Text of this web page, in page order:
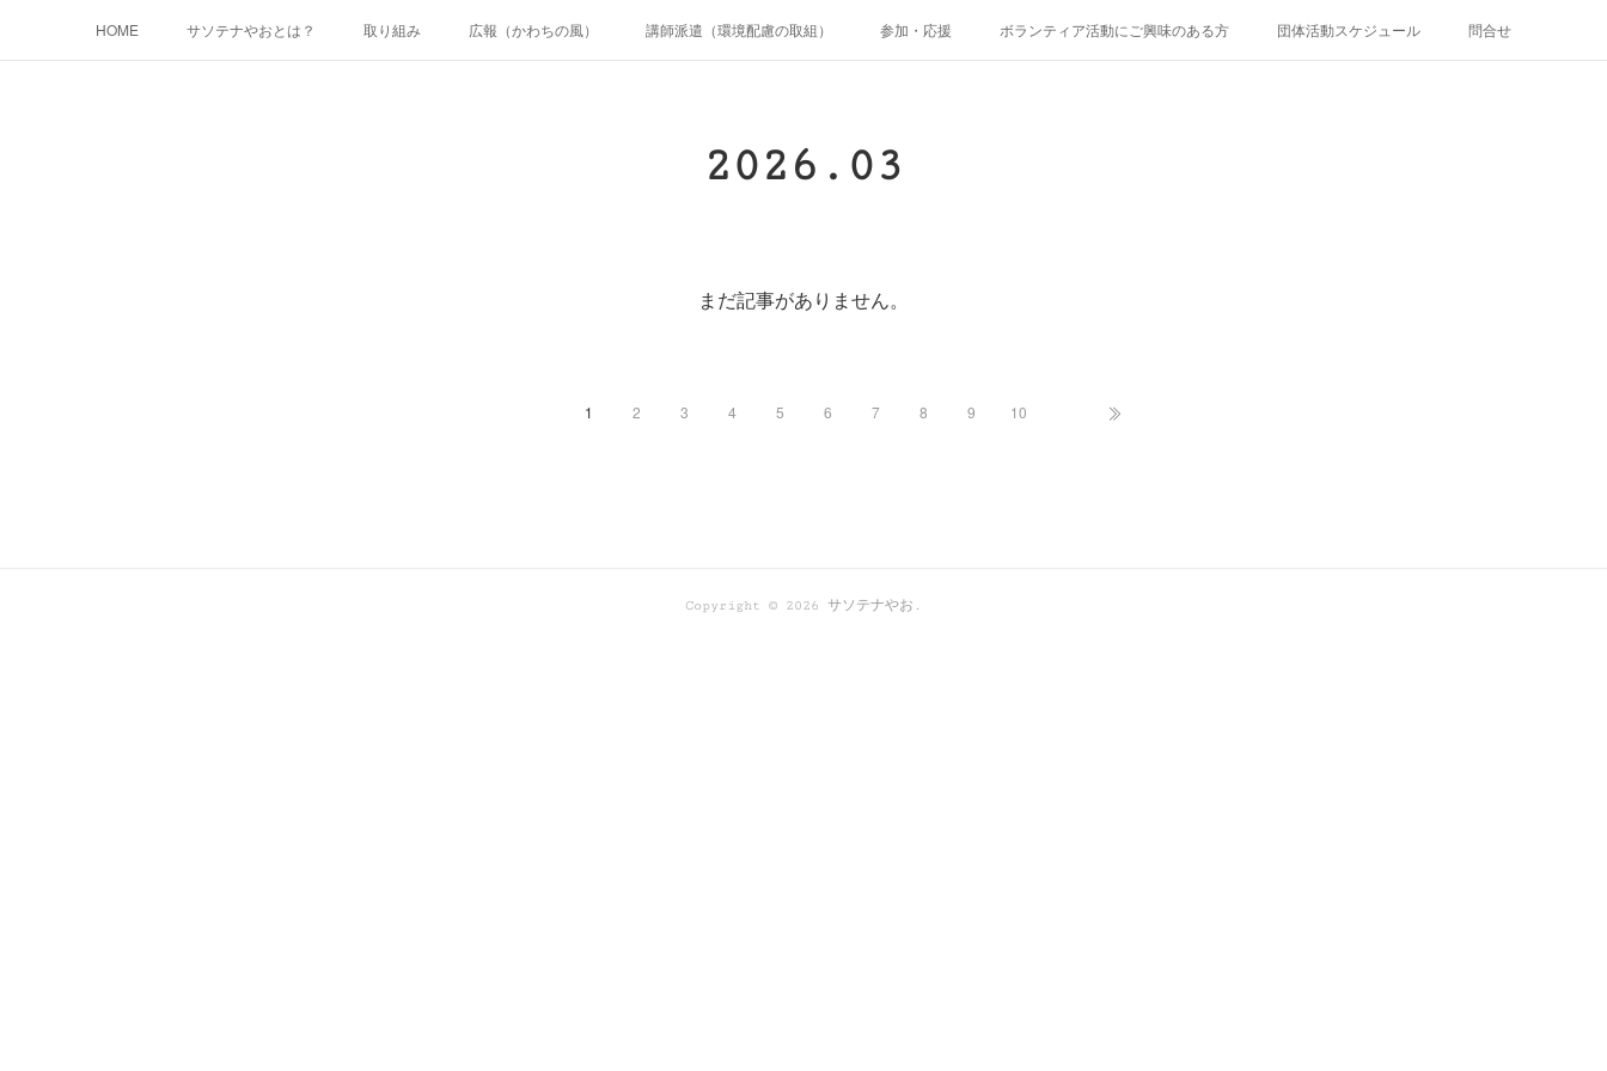
HOME サソテナやおとは？ 取り組み 広報（かわちの風） 講師派遣（環境配慮の取組） 参加・応援 ボランティア活動にご興味のある方 団体活動スケジュール 問合せ
2026 . 03
まだ記事がありません。
1 2 3 4 5 6 7 8 9 10
Copyright © 2026 サソテナやお .